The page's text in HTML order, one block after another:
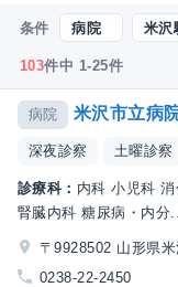
条件 病院 米沢
103件中 1-25件
病院 米沢市立病
深夜診察 土曜診察
診療科： 内科 小児科
腎臓内科 糖尿病・内分...
〒9928502 山形県
0238-22-2450